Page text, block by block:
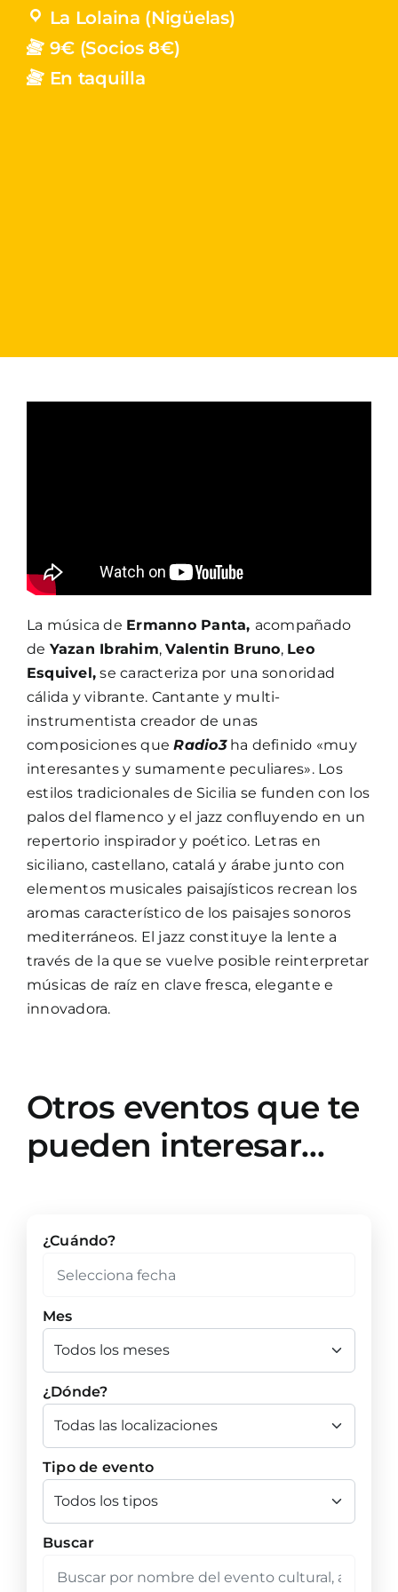
La Lolaina (Nigüelas)
9€ (Socios 8€)
En taquilla
La música de Ermanno Panta, acompañado
de Yazan Ibrahim,Valentin Bruno, Leo
Esquivel, se caracteriza por una sonoridad
cálida y vibrante. Cantante y multi-
instrumentista creador de unas
composiciones queRadio3ha definido «muy
interesantes y sumamente peculiares». Los
estilos tradicionales de Sicilia se funden con los
palos del flamenco y el jazz confluyendo en un
repertorio inspirador y poético. Letras en
siciliano, castellano, catalá y árabe junto con
elementos musicales paisajísticos recrean los
aromas característico de los paisajes sonoros
mediterráneos. El jazz constituye la lente a
través de la que se vuelve posible reinterpretar
músicas de raíz en clave fresca, elegante e
innovadora.
Otros eventos que te
pueden interesar…
¿Cuándo?
Mes
¿Dónde?
Tipo de evento
Buscar